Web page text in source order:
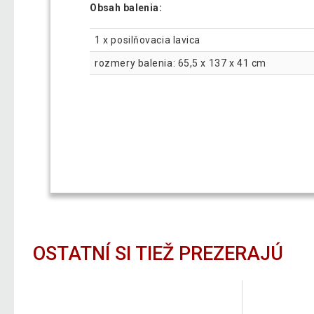
Obsah balenia:
1 x posilňovacia lavica
rozmery balenia: 65,5 x 137 x 41 cm
OSTATNÍ SI TIEŽ PREZERAJÚ